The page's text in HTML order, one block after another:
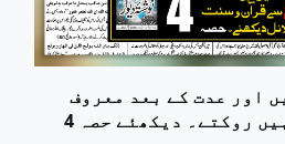
اور عدت کے بعد معروف
روکتے۔ دیکھئے حصہ 4